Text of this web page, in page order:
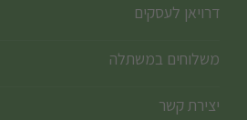
דרויאן לעסקים
משלוחים במשתלה
יצירת קשר